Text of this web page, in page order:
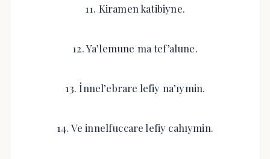
11. Kiramen katibiyne.
12. Ya’lemune ma tef’alune.
13. İnnel’ebrare lefiy na’ıymin.
14. Ve innelfuccare lefiy cahıymin.